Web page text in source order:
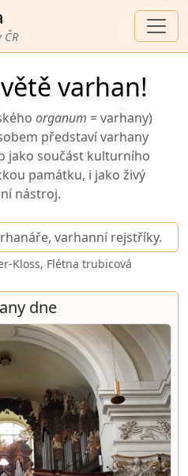
varhan!
organum = varhany)
představí varhany
jako součást kulturního
památku, i jako živý
nástroj.
Kloss, Flétna trubicová
dne